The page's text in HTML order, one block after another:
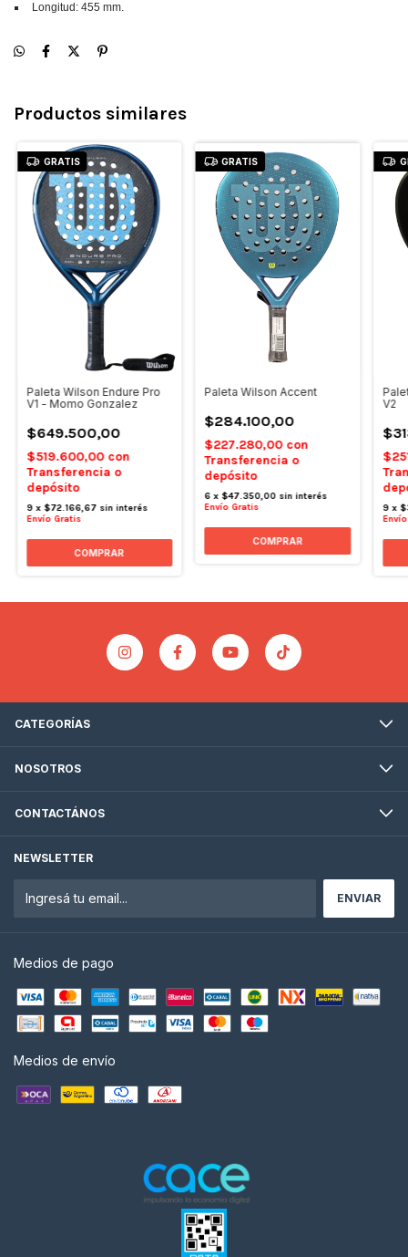
Longitud: 455 mm.
Productos similares
GRATIS
Paleta Wilson Endure Pro
V1 - Momo Gonzalez
$649.500,00
$519.600,00 con
Transferencia o
depósito
9 x $72.166,67 sin interés
Envío Gratis
GRATIS
Paleta Wilson Accent
$284.100,00
$227.280,00 con
Transferencia o
depósito
6 x$47.350,00 sin interés
Envío Gratis
V2
9 x
CATEGORÍAS
NOSOTROS
CONTACTÁNOS
NEWSLETTER
Medios de pago
Medios de envío